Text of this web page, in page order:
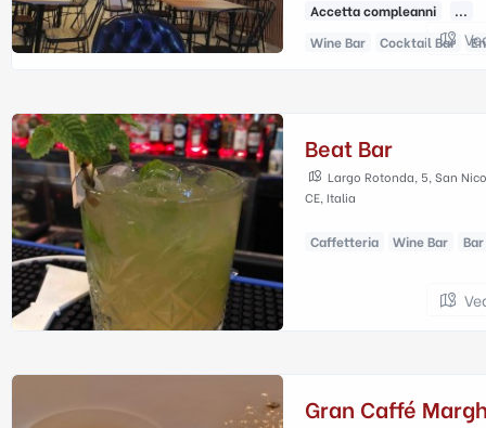
Accetta compleanni
...
Wine Bar
Cocktail Bar
Beat Bar
Largo Rotonda, 5, San
CE, Italia
Caffetteria Wine Bar Bar
Gran Caffé